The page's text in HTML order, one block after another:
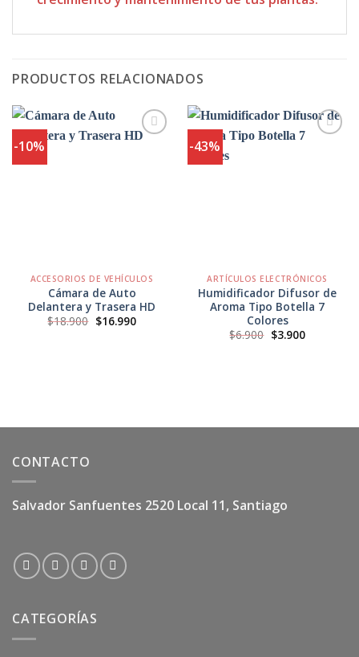
PRODUCTOS RELACIONADOS
-10%
ACCESORIOS DE VEHÍCULOS
Cámara de Auto
Delantera y Trasera HD
$18.900 El
precio
$16.990El
precio
-43%
ARTÍCULOS ELECTRÓNICOS
Humidificador Difusor de
Aroma Tipo Botella 7
Colores
$6.900 El
precio
$3.900El
precio
CONTACTO
Salvador Sanfuentes 2520 Local 11, Santiago
CATEGORÍAS